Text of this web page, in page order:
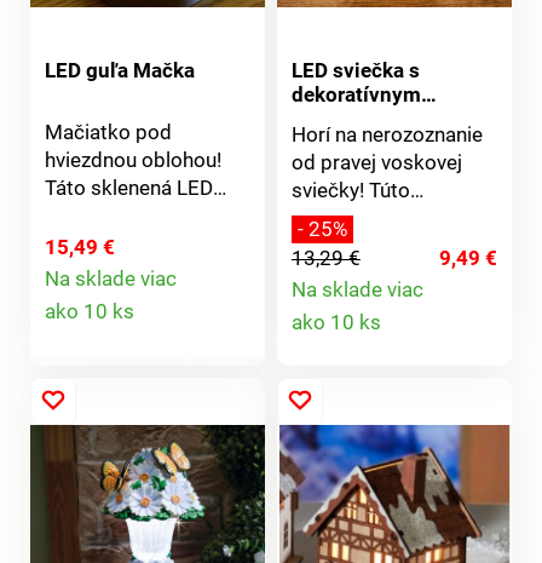
exteriéru. S USB
nebezpečenstva
aj postavenie.
LED guľa Mačka
Mačiatko pod
hviezdnou oblohou!
Táto sklenená LED
svetelné kužele a
zaleje každú
miestnosť teplou,
vypínačom. Eldo.
15,49 €
Na sklade viac
ako 10 ks
LED sviečka s
dekoratívnym
Horí na nerozoznanie
od pravej voskovej
sviečky! Túto
dekoratívnu LED
sviečku môžete
nechať bez obáv
horieť. Plast/kov, Ø 15
cm. Sviečka Ø 7,5 cm,
Prevádzka na 2
ceruzkové batérie AA,
1,5 V (nie sú
súčasťou). LED
- 25%
13,29 €
9,49 €
Na sklade viac
ako 10 ks